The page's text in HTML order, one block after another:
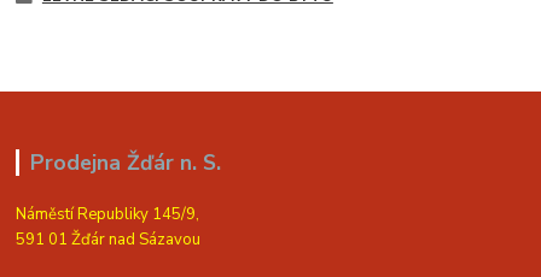
Prodejna Žďár n. S.
Náměstí Republiky 145/9,
591 01 Žďár nad Sázavou